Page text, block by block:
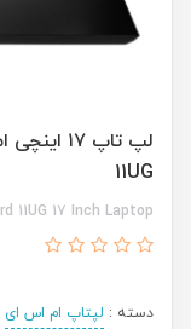
11UG
11UG 17 Inch Laptop
دسته : لپتاپ ام اس ای